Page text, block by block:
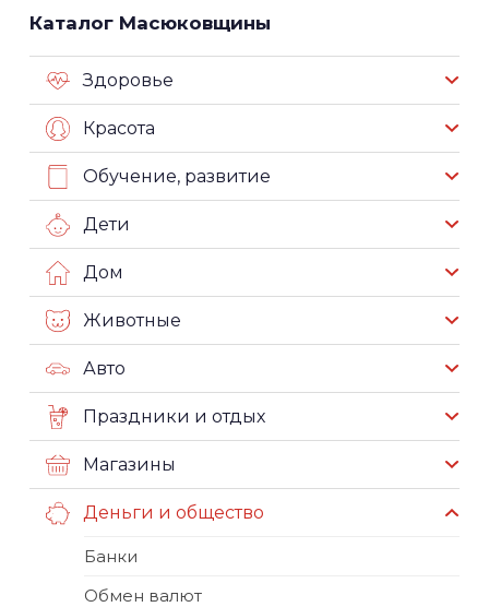
Каталог Масюковщины
Здоровье
Красота
Обучение, развитие
Дети
Дом
Животные
Авто
Праздники и отдых
Магазины
Деньги и общество
Банки
Обмен валют